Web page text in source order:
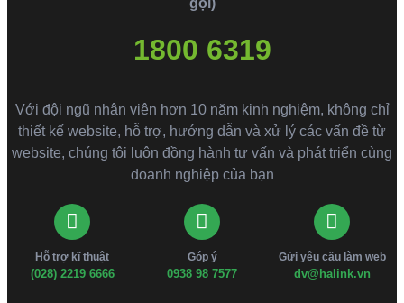
1800 6319
Với đội ngũ nhân viên hơn 10 năm kinh nghiệm, không chỉ
thiết kế website, hỗ trợ, hướng dẫn và xử lý các vấn đề từ
website, chúng tôi luôn đồng hành tư vấn và phát triển cùng
doanh nghiệp của bạn
Hỗ trợ kĩ thuật
(028) 2219 6666
Góp ý
0938 98 7577
Gửi yêu cầu làm web
dv@halink.vn